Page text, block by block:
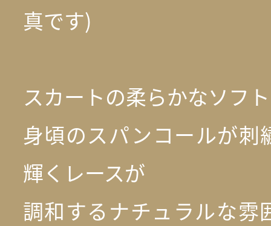
真です)
スカートの柔らかなソフ
身頃のスパンコールが刺
輝くレースが
調和するナチュラルな雰